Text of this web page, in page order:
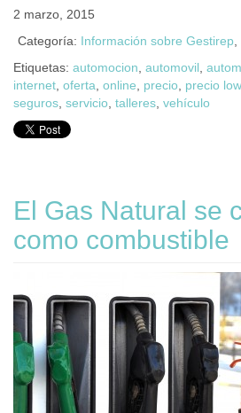
2 marzo, 2015
Categoría: Información sobre Gestirep
Etiquetas: automocion automovil
internet oferta online precio precio
seguros servicio talleres vehículo
El Gas Natural se
como combustible